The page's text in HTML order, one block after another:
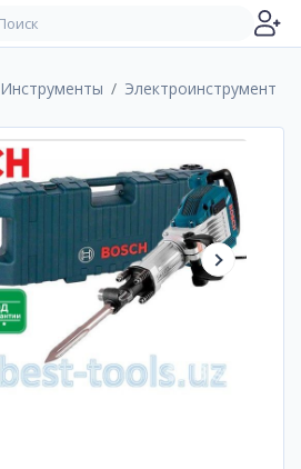
Инструменты Электроинструмент